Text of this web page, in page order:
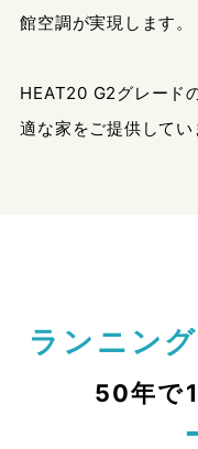
館空調が実現します。
HEAT20 G2グレード
適な家をご提供してい
ランニン
50年で